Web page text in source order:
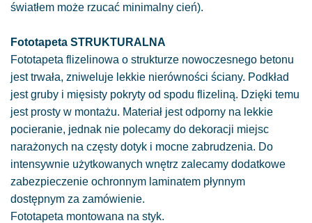
światłem może rzucać minimalny cień).
Fototapeta STRUKTURALNA
Fototapeta flizelinowa o strukturze nowoczesnego betonu
jest trwała, zniweluje lekkie nierówności ściany. Podkład
jest gruby i mięsisty pokryty od spodu flizeliną. Dzięki temu
jest prosty w montażu. Materiał jest odporny na lekkie
pocieranie, jednak nie polecamy do dekoracji miejsc
narażonych na częsty dotyk i mocne zabrudzenia. Do
intensywnie użytkowanych wnętrz zalecamy dodatkowe
zabezpieczenie ochronnym laminatem płynnym
dostępnym za zamówienie.
Fototapeta montowana na styk.